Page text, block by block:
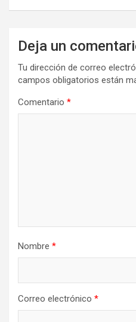
Deja un
Tu dirección de correo
campos obligatorios están
Comentario *
Nombre *
Correo electrónico *